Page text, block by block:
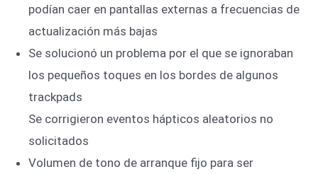
podían caer en pantallas externas a frecuencias de
actualización más bajas
Se solucionó un problema por el que se ignoraban
los pequeños toques en los bordes de algunos
trackpads
Se corrigieron eventos hápticos aleatorios no
solicitados
Volumen de tono de arranque fijo para ser